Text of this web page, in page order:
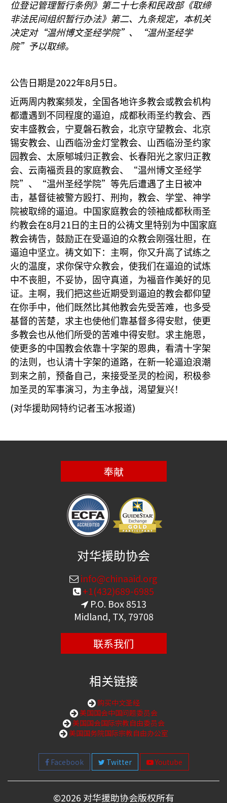
位登记管理暂行条例》第二十七条和民政部《取缔
非法民间组织暂行办法》第二、九条规定，本机关
决定对“温州博文圣经学院” 、 “温州圣经学
院” 予以取缔。
公告日期是2022年8月 5 日。
近两周内教案频发，全国各地许多教会或教会机构
都遭遇到不同程度的逼迫，成都秋雨圣约教会、西
安丰盛教会，宁夏磐石教会，北京守望教会、北京
锡安教会、山西临汾金灯堂教会、山西临汾圣约家
园教会、太原郇城归正教会、长春阳光之家归正教
会、云南福贡县的家庭教会、
“温州博文圣经学
院” 、 “温州圣经学院” 等先后遭遇了主日被冲
击，基督徒被警方殴打、刑拘，教会、学堂、神学
院被取缔的逼迫。中国家庭教会的领袖成都秋雨圣
约教会在8月 21 日的主日的公祷文里特别为中国家庭
教会祷告，鼓励正在受逼迫的众教会刚强壮胆，在
逼迫中坚立。祷文如下：主啊，你又升高了试练之
火的温度，求你保守众教会，使我们在逼迫的试炼
中不丧胆，不妥协，固守真道，为福音作美好的见
证。主啊，我们把这些近期受到逼迫的教会都仰望
在你手中，他们既然比其他教会先受苦难，也多受
基督的苦楚，求主也使他们靠基督多得安慰，使更
多教会也从他们所受的苦难中得安慰。求主施恩，
使更多的中国教会依靠十字架的恩典，看清十字架
的法则，也认清十字架的道路，在新一轮逼迫浪潮
到来之前，预备自己，来接受圣灵的检阅，积极参
加圣灵的军事演习，为主争战，渴望复兴！
(对华援助网特约记者玉冰报道)
奉献
对华援助协会
info@chinaaid.org
+1(432)689-6985
P.O. Box 8513
Midland, TX, 79708
联系我们
相关链接
购买中文圣经
美国国会中国问题委员会
美国国会国际宗教自由委员会
美国国务院国际宗教自由办公室
Facebook Twitter Youtube
©2026 对华援助协会版权所有